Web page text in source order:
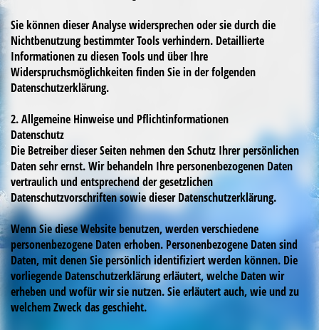
Sie können dieser Analyse widersprechen oder sie durch die
Nichtbenutzung bestimmter Tools verhindern. Detaillierte
Informationen zu diesen Tools und über Ihre
Widerspruchsmöglichkeiten finden Sie in der folgenden
Datenschutzerklärung.
2. Allgemeine Hinweise und Pflichtinformationen
Datenschutz
Die Betreiber dieser Seiten nehmen den Schutz Ihrer persönlichen
Daten sehr ernst. Wir behandeln Ihre personenbezogenen Daten
vertraulich und entsprechend der gesetzlichen
Datenschutzvorschriften sowie dieser Datenschutzerklärung.
Wenn Sie diese Website benutzen, werden verschiedene
personenbezogene Daten erhoben. Personenbezogene Daten sind
Daten, mit denen Sie persönlich identifiziert werden können. Die
vorliegende Datenschutzerklärung erläutert, welche Daten wir
erheben und wofür wir sie nutzen. Sie erläutert auch, wie und zu
welchem Zweck das geschieht.